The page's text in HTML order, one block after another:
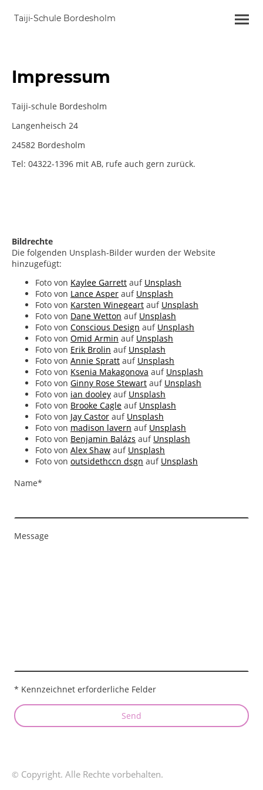
Taiji-Schule Bordesholm
Impressum
Taiji-schule Bordesholm
Langenheisch 24
24582 Bordesholm
Tel: 04322-1396 mit AB, rufe auch gern zurück.
Bildrechte
Die folgenden Unsplash-Bilder wurden der Website
hinzugefügt:
Foto von Kaylee Garrett auf Unsplash
Foto von Lance Asper auf Unsplash
Foto von Karsten Winegeart auf Unsplash
Foto von Dane Wetton auf Unsplash
Foto von Conscious Design auf Unsplash
Foto von Omid Armin auf Unsplash
Foto von Erik Brolin auf Unsplash
Foto von Annie Spratt auf Unsplash
Foto von Ksenia Makagonova auf Unsplash
Foto von Ginny Rose Stewart auf Unsplash
Foto von ian dooley auf Unsplash
Foto von Brooke Cagle auf Unsplash
Foto von Jay Castor auf Unsplash
Foto von madison lavern auf Unsplash
Foto von Benjamin Balázs auf Unsplash
Foto von Alex Shaw auf Unsplash
Foto von outsidethccn dsgn auf Unsplash
Name*
Message
* Kennzeichnet erforderliche Felder
Send
© Copyright. Alle Rechte vorbehalten.